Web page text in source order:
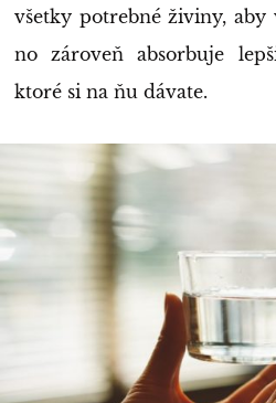
všetky potrebné živiny, aby
no zároveň absorbuje
ktoré si na ňu dávate.